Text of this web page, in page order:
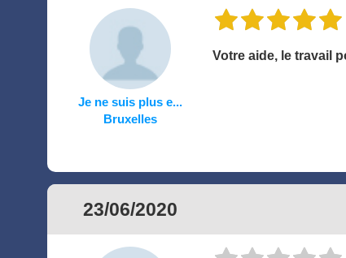
Je ne suis plus e...
Bruxelles
Votre aide, le travail
23/06/2020